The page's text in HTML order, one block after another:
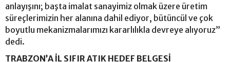
anlayışını; başta imalat sanayimiz olmak üzere üretim
süreçlerimizin her alanına dahil ediyor, bütüncül ve çok
boyutlu mekanizmalarımızı kararlılıkla devreye alıyoruz”
dedi.
TRABZON’A İL SIFIR ATIK HEDEF BELGESİ